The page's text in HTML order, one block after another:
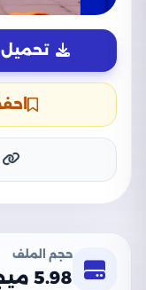
تحميل
حجم الملف
5.98 ميجابايت